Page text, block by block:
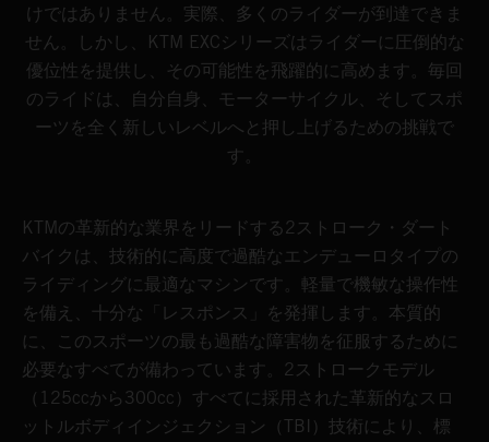
けではありません。実際、多くのライダーが到達できま
せん。しかし、KTM EXCシリーズはライダーに圧倒的な
優位性を提供し、その可能性を飛躍的に高めます。毎回
のライドは、自分自身、モーターサイクル、そしてスポ
ーツを全く新しいレベルへと押し上げるための挑戦で
す。
KTMの革新的な業界をリードする2ストローク・ダート
バイクは、技術的に高度で過酷なエンデューロタイプの
ライディングに最適なマシンです。軽量で機敏な操作性
を備え、十分な「レスポンス」を発揮します。本質的
に、このスポーツの最も過酷な障害物を征服するために
必要なすべてが備わっています。2ストロークモデル
（125ccから300cc）すべてに採用された革新的なスロ
ットルボディインジェクション（TBI）技術により、標